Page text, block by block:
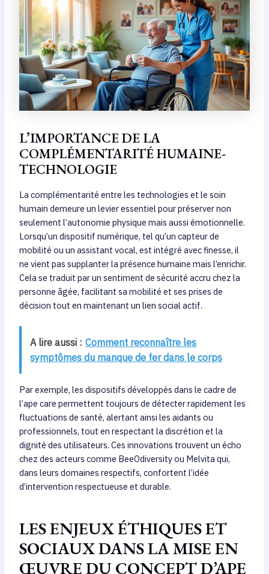
L’IMPORTANCE DE LA
COMPLÉMENTARITÉ HUMAINE-
TECHNOLOGIE
La complémentarité entre les technologies et le soin
humain demeure un levier essentiel pour préserver non
seulement l’autonomie physique mais aussi émotionnelle.
Lorsqu’un dispositif numérique, tel qu’un capteur de
mobilité ou un assistant vocal, est intégré avec finesse, il
ne vient pas supplanter la présence humaine mais l’enrichir.
Cela se traduit par un sentiment de sécurité accru chez la
personne âgée, facilitant sa mobilité et ses prises de
décision tout en maintenant un lien social actif.
A lire aussi : Comment reconnaître les
symptômes du manque de fer dans le corps
Par exemple, les dispositifs développés dans le cadre de
l’ape care permettent toujours de détecter rapidement les
fluctuations de santé, alertant ainsi les aidants ou
professionnels, tout en respectant la discrétion et la
dignité des utilisateurs. Ces innovations trouvent un écho
chez des acteurs comme BeeOdiversity ou Melvita qui,
dans leurs domaines respectifs, confortent l’idée
d’intervention respectueuse et durable.
LES ENJEUX ÉTHIQUES ET
SOCIAUX DANS LA MISE EN
ŒUVRE DU CONCEPT D’APE